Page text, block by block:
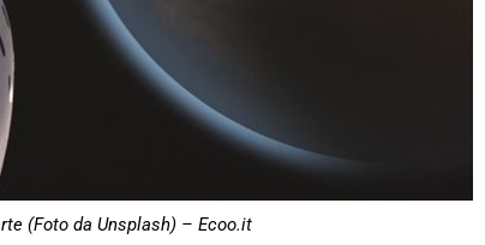
(Foto da Unsplash) – Ecoo.it